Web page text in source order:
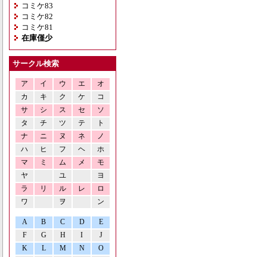
コミケ83
コミケ82
コミケ81
在庫僅少
サークル検索
ア イ ウ エ
オ
カ
キ ク ケ
コ
サ
シ ス セ
ソ
タ
チ ツ テ
ト
ナ
ニ ヌ ネ
ノ
ハ
ヒ フ ヘ
ホ
マ
ミ ム メ
モ
ヤ
ユ
ヨ
ラ
リ ル レ
ロ
ワ
ヲ ン
A B C D
E
F
G H I
J
K
L M N O